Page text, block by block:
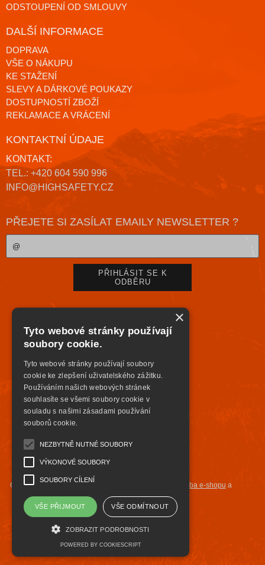
ODSTOUPENÍ OD SMLOUVY
DALŠÍ INFORMACE
DOPRAVA
VŠE O NÁKUPU
KE STAŽENÍ
SLEVY A DÁRKOVÉ POUKAZY
DOSTUPNOSTÍ ZBOŽÍ
REKLAMACE A VRÁCENÍ
KONTAKTNÍ ÚDAJE
KONTAKT:
TEL.: +420 604 590 996
INFO@HIGHSAFETY.CZ
PŘEJETE SI ZASÍLAT EMAILY NEWSLETTER ?
Copyright © tvorba e-shopu a
×
Tyto webové stránky používají
soubory cookie.
Tyto webové stránky používají soubory
cookie ke zlepšení uživatelského zážitku.
Používáním našich webových stránek
souhlasíte se všemi soubory cookie v
souladu s našimi zásadami používání
souborů cookie.
NEZBYTNĚ NUTNÉ SOUBORY
VÝKONOVÉ SOUBORY
SOUBORY CÍLENÍ
VŠE PŘIJMOUT VŠE ODMÍTNOUT
ZOBRAZIT PODROBNOSTI
POWERED BY COOKIESCRIPT